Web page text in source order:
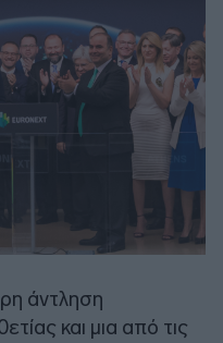
άντληση
και μια από τις